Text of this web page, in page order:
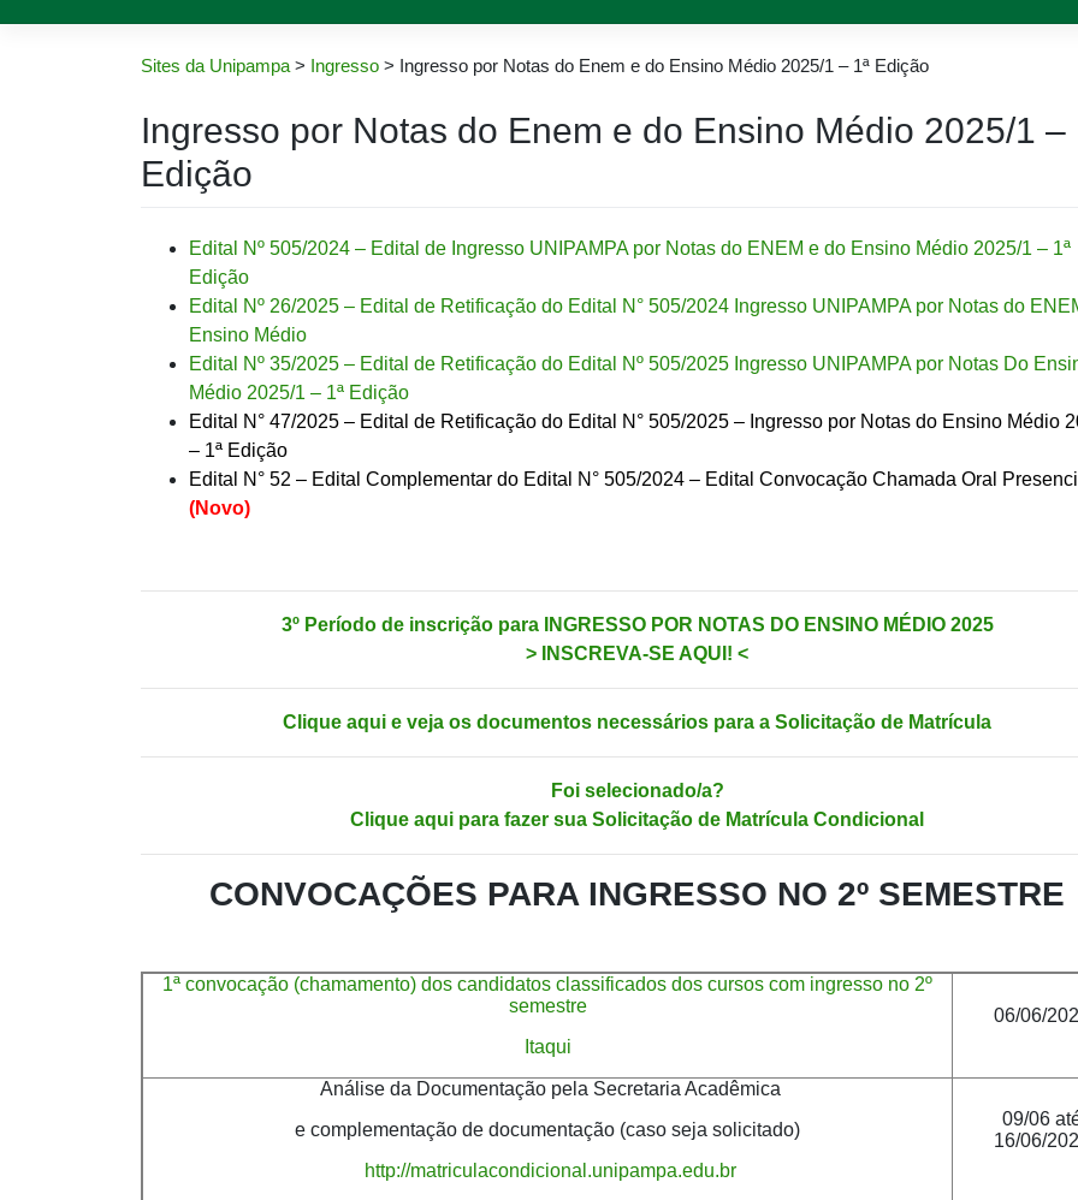
Sites da Unipampa > Ingresso > Ingresso por Notas do Enem e do Ensino Médio 2025/1 – 1ª Edição
Ingresso por Notas do Enem e do Ensino Médio 2025/1 –
Edição
Edital Nº 505/2024 – Edital de Ingresso UNIPAMPA por Notas do ENEM e do Ensino Médio 2025/1 – 1ª
Edição
Edital Nº 26/2025 – Edital de Retificação do Edital N° 505/2024 Ingresso UNIPAMPA por Notas do
Ensino Médio
Edital Nº 35/2025 – Edital de Retificação do Edital Nº 505/2025 Ingresso UNIPAMPA por Notas Do
Médio 2025/1 – 1ª Edição
Edital N° 47/2025 – Edital de Retificação do Edital N° 505/2025 – Ingresso por Notas do Ensino Médio
– 1ª Edição
Edital N° 52 – Edital Complementar do Edital N° 505/2024 – Edital Convocação Chamada Oral
(Novo)
3º Período de inscrição para INGRESSO POR NOTAS DO ENSINO MÉDIO 2025
> INSCREVA-SE AQUI! <
Clique aqui e veja os documentos necessários para a Solicitação de Matrícula
Foi selecionado/a?
Clique aqui para fazer sua Solicitação de Matrícula Condicional
CONVOCAÇÕES PARA INGRESSO NO 2º SEMESTRE
1ª convocação (chamamento) dos candidatos classificados dos cursos com ingresso no 2º
semestre
Itaqui
06/06/
Análise da Documentação pela Secretaria Acadêmica
e complementação de documentação (caso seja solicitado)
http://matriculacondicional.unipampa.edu.br
09/06
16/06/